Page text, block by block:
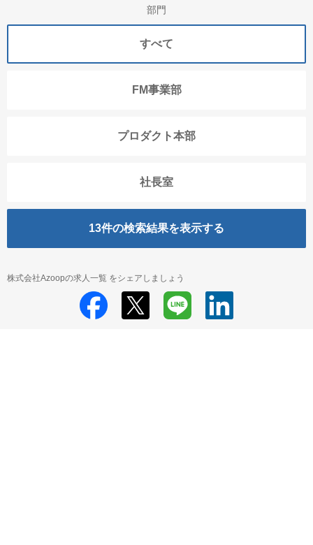
部門
すべて
FM事業部
プロダクト本部
社長室
13件の検索結果を表示する
株式会社Azoopの求人一覧 をシェアしましょう